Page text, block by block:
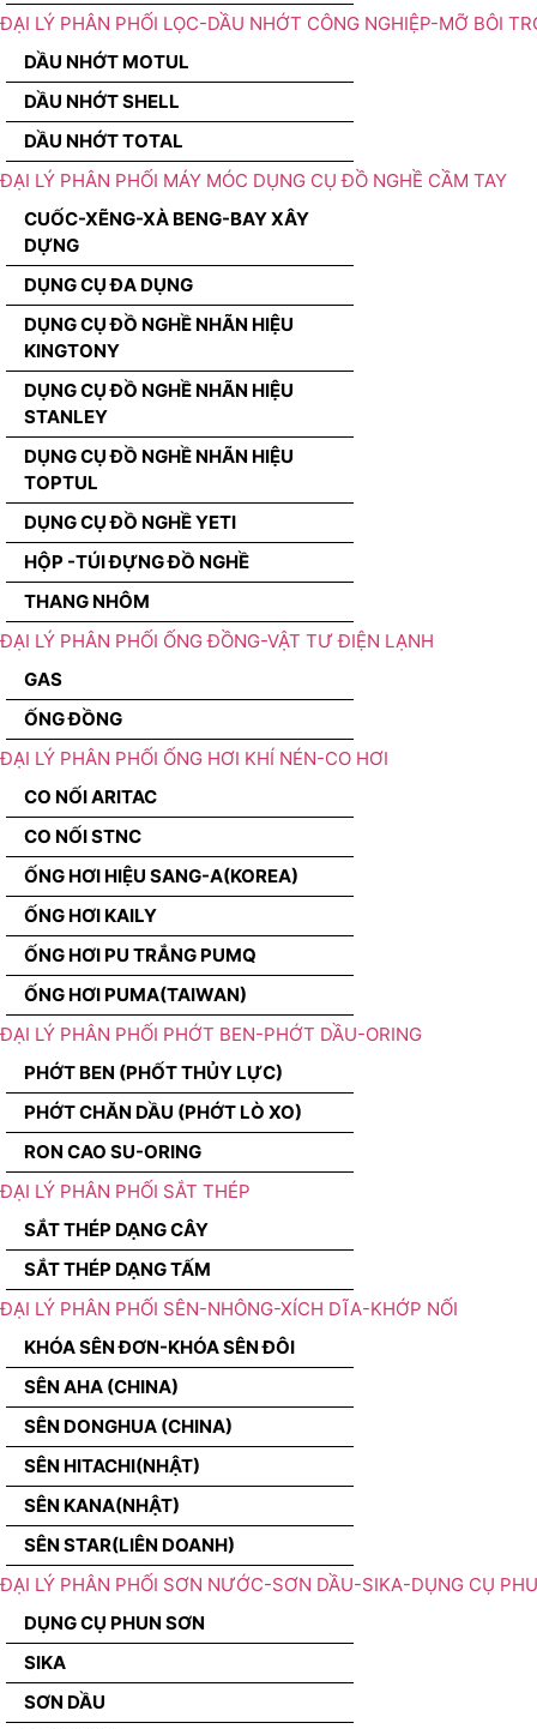
ĐẠI LÝ PHÂN PHỐI LỌC-DẦU NHỚT CÔNG NGHIỆP-MỠ BÔI
DẦU NHỚT MOTUL
DẦU NHỚT SHELL
DẦU NHỚT TOTAL
ĐẠI LÝ PHÂN PHỐI MÁY MÓC DỤNG CỤ ĐỒ NGHỀ CẦM TAY
CUỐC-XẼNG-XÀ BENG-BAY XÂY
DỰNG
DỤNG CỤ ĐA DỤNG
DỤNG CỤ ĐỒ NGHỀ NHÃN HIỆU
KINGTONY
DỤNG CỤ ĐỒ NGHỀ NHÃN HIỆU
STANLEY
DỤNG CỤ ĐỒ NGHỀ NHÃN HIỆU
TOPTUL
DỤNG CỤ ĐỒ NGHỀ YETI
HỘP -TÚI ĐỰNG ĐỒ NGHỀ
THANG NHÔM
ĐẠI LÝ PHÂN PHỐI ỐNG ĐỒNG-VẬT TƯ ĐIỆN LẠNH
GAS
ỐNG ĐỒNG
ĐẠI LÝ PHÂN PHỐI ỐNG HƠI KHÍ NÉN-CO HƠI
CO NỐI ARITAC
CO NỐI STNC
ỐNG HƠI HIỆU SANG-A(KOREA)
ỐNG HƠI KAILY
ỐNG HƠI PU TRẮNG PUMQ
ỐNG HƠI PUMA(TAIWAN)
ĐẠI LÝ PHÂN PHỐI PHỚT BEN-PHỚT DẦU-ORING
PHỚT BEN (PHỐT THỦY LỰC)
PHỚT CHĂN DẦU (PHỚT LÒ XO)
RON CAO SU-ORING
ĐẠI LÝ PHÂN PHỐI SẮT THÉP
SẮT THÉP DẠNG CÂY
SẮT THÉP DẠNG TẤM
ĐẠI LÝ PHÂN PHỐI SÊN-NHÔNG-XÍCH DĨA-KHỚP NỐI
KHÓA SÊN ĐƠN-KHÓA SÊN ĐÔI
SÊN AHA (CHINA)
SÊN DONGHUA (CHINA)
SÊN HITACHI(NHẬT)
SÊN KANA(NHẬT)
SÊN STAR(LIÊN DOANH)
ĐẠI LÝ PHÂN PHỐI SƠN NƯỚC-SƠN DẦU-SIKA-DỤNG CỤ
DỤNG CỤ PHUN SƠN
SIKA
SƠN DẦU